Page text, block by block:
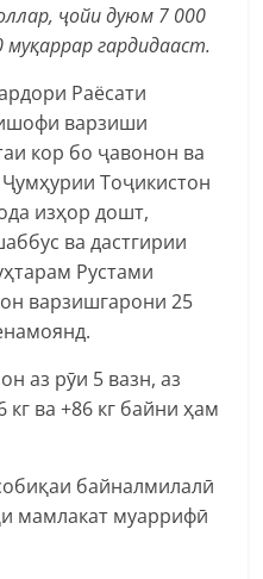
ҷойи дуюм 7 000
гардидааст.
Раёсати
варзиши
кор бо ҷавонон ва
Тоҷикистон
изҳор дошт,
ва дастгирии
Рустами
варзишгарони 25
аз рӯи 5 вазн, аз
кг ва +86 кг байни ҳам
байналмилалӣ
мамлакат муаррифӣ